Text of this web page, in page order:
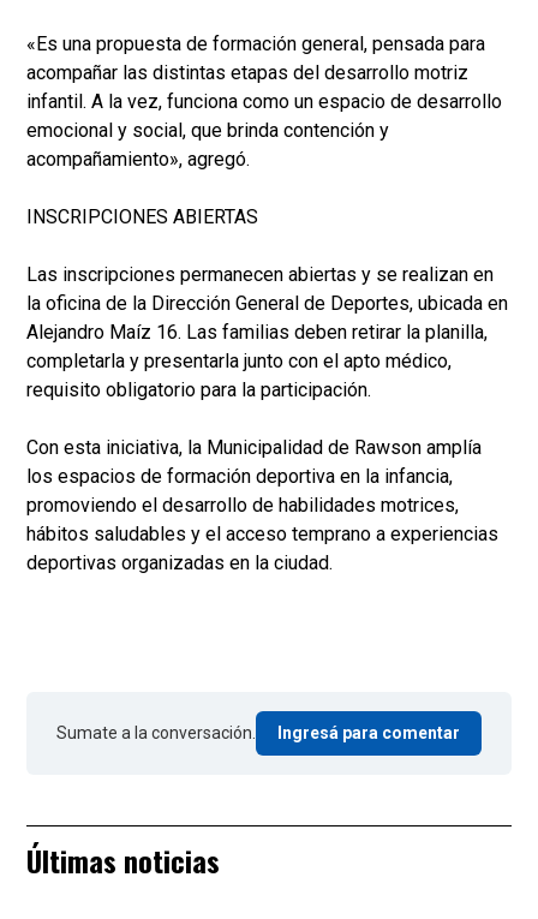
«Es una propuesta de formación general, pensada para
acompañar las distintas etapas del desarrollo motriz
infantil. A la vez, funciona como un espacio de desarrollo
emocional y social, que brinda contención y
acompañamiento», agregó.
INSCRIPCIONES ABIERTAS
Las inscripciones permanecen abiertas y se realizan en
la oficina de la Dirección General de Deportes, ubicada en
Alejandro Maíz 16. Las familias deben retirar la planilla,
completarla y presentarla junto con el apto médico,
requisito obligatorio para la participación.
Con esta iniciativa, la Municipalidad de Rawson amplía
los espacios de formación deportiva en la infancia,
promoviendo el desarrollo de habilidades motrices,
hábitos saludables y el acceso temprano a experiencias
deportivas organizadas en la ciudad.
Sumate a la conversación. Ingresá para comentar
Últimas noticias